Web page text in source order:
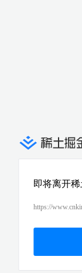
即将离开
https://